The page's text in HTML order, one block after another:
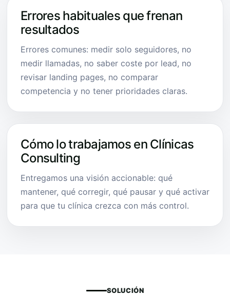
Errores habituales que frenan
resultados
Errores comunes: medir solo seguidores, no
medir llamadas, no saber coste por lead, no
revisar landing pages, no comparar
competencia y no tener prioridades claras.
Cómo lo trabajamos en Clínicas
Consulting
Entregamos una visión accionable: qué
mantener, qué corregir, qué pausar y qué activar
para que tu clínica crezca con más control.
SOLUCIÓN